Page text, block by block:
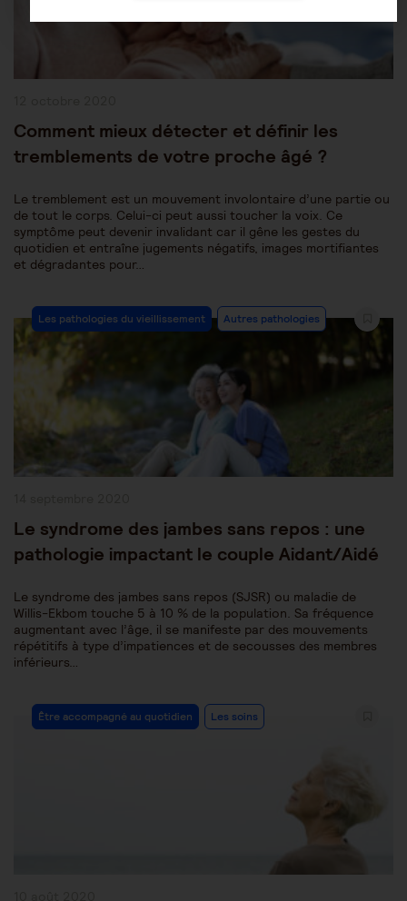
Comment mieux détecter et définir les
tremblements de votre proche âgé ?
Le tremblement est un mouvement involontaire d’une partie ou
de tout le corps. Celui-ci peut aussi toucher la voix. Ce
symptôme peut devenir invalidant car il gêne les gestes du
quotidien et entraîne jugements négatifs, images mortifiantes
et dégradantes pour…
Post
Category:
Les pathologies du vieillissement Autres pathologies
Le syndrome des jambes sans repos : une
pathologie impactant le couple Aidant/Aidé
Le syndrome des jambes sans repos (SJSR) ou maladie de
Willis-Ekbom touche 5 à 10 % de la population. Sa fréquence
augmentant avec l’âge, il se manifeste par des mouvements
répétitifs à type d’impatiences et de secousses des membres
inférieurs…
Post
Category:
Être accompagné au quotidien Les soins